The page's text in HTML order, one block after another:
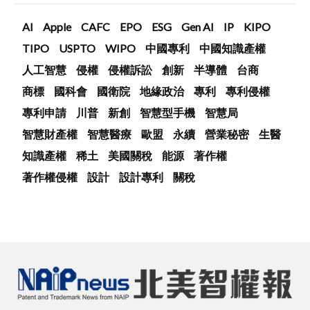
AI Apple CAFC EPO ESG Gen AI IP
KIPO
TIPO
USPTO WIPO 中國專利
中國知識產權
人工智慧
侵權 侵權訴訟 創新 半導體
台商
商標
國科會 國衛院 地緣政治 專利
專利侵權
專利申請
川普 新創 智慧型手機
智慧局
智慧財產權
智慧醫療 歐盟 永續 營業秘密
生醫
知識產權
稀土 美國關稅 能源
著作權
著作權侵權
設計 設計專利 關稅